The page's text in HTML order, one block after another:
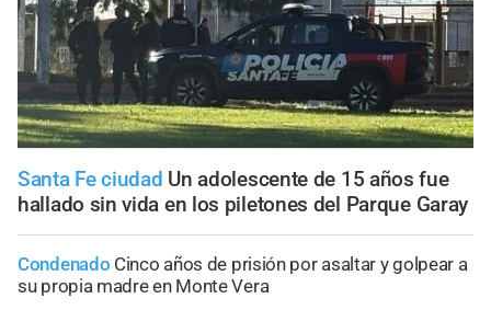
Santa Fe ciudad Un adolescente de 15 años fue
hallado sin vida en los piletones del Parque Garay
Condenado Cinco años de prisión por asaltar y golpear a
su propia madre en Monte Vera